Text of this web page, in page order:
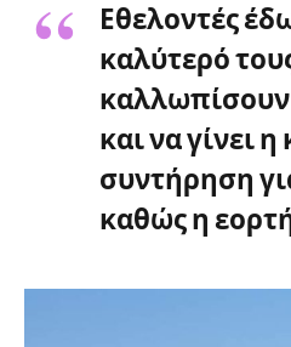
Εθελοντές
καλύτερό
καλλωπίσουν
και να γίνει
συντήρηση
καθώς η